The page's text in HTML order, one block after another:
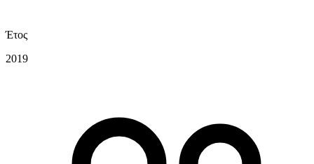
Έτος
2019